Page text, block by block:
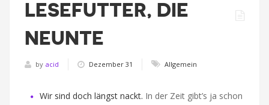
LESEFUTTER, DIE
NEUNTE
by acid Dezember 31 Allgemein
Wir sind doch längst nackt. In der Zeit gibt’s ja schon